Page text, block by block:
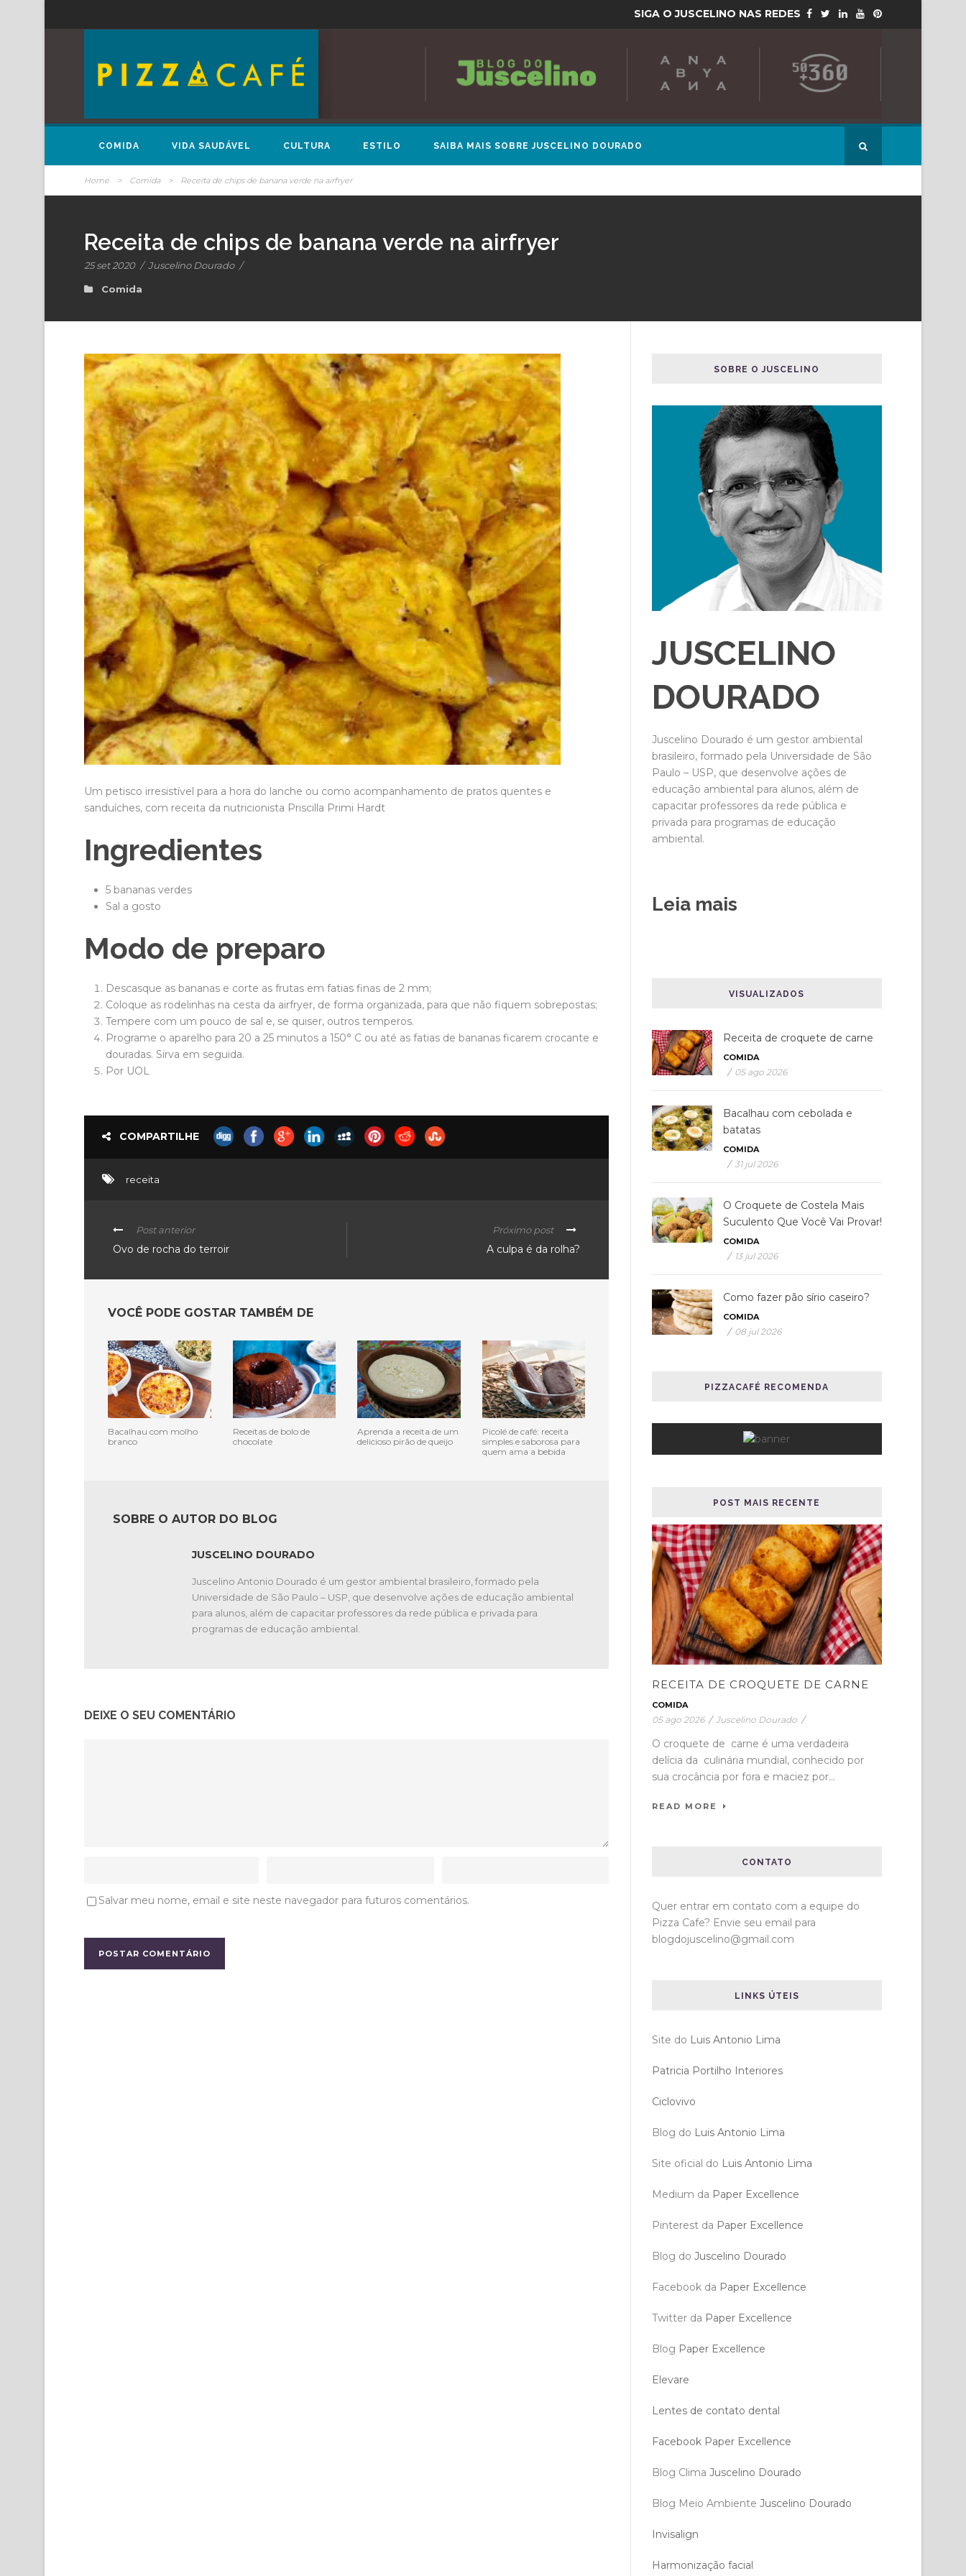
SIGA O JUSCELINO NAS REDES
COMIDA VIDA SAUDÁVEL CULTURA ESTILO SAIBA MAIS SOBRE JUSCELINO DOURADO
Home > Comida > Receita de chips de banana verde na airfryer
Receita de chips de banana verde na airfryer
25 set 2020 / Juscelino Dourado /
Comida
Um petisco irresistível para a hora do lanche ou como acompanhamento de pratos quentes e
sanduíches, com receita da nutricionista Priscilla Primi Hardt
Ingredientes
5 bananas verdes
Sal a gosto
Modo de preparo
Descasque as bananas e corte as frutas em fatias finas de 2 mm;
Coloque as rodelinhas na cesta da airfryer, de forma organizada, para que não fiquem sobrepostas;
Tempere com um pouco de sal e, se quiser, outros temperos.
Programe o aparelho para 20 a 25 minutos a 150° C ou até as fatias de bananas ficarem crocante e
douradas. Sirva em seguida.
Por UOL
COMPARTILHE
receita
Post anterior
Ovo de rocha do terroir
Próximo post
A culpa é da rolha?
VOCÊ PODE GOSTAR TAMBÉM DE
Bacalhau com molho
branco
Receitas de bolo de
chocolate
Aprenda a receita de um
delicioso pirão de queijo
Picolé de café: receita
simples e saborosa para
quem ama a bebida
SOBRE O AUTOR DO BLOG
JUSCELINO DOURADO
Juscelino Antonio Dourado é um gestor ambiental brasileiro, formado pela
Universidade de São Paulo – USP, que desenvolve ações de educação ambiental
para alunos, além de capacitar professores da rede pública e privada para
programas de educação ambiental.
DEIXE O SEU COMENTÁRIO
Salvar meu nome, email e site neste navegador para futuros comentários.
SOBRE O JUSCELINO
JUSCELINO
DOURADO
Juscelino Dourado é um gestor ambiental
brasileiro, formado pela Universidade de São
Paulo – USP, que desenvolve ações de
educação ambiental para alunos, além de
capacitar professores da rede pública e
privada para programas de educação
ambiental.
Leia mais
VISUALIZADOS
Receita de croquete de carne
COMIDA
/ 05 ago 2026
Bacalhau com cebolada e
batatas
COMIDA
/ 31 jul 2026
O Croquete de Costela Mais
Suculento Que Você Vai Provar!
COMIDA
/ 13 jul 2026
Como fazer pão sírio caseiro?
COMIDA
/ 08 jul 2026
PIZZACAFÉ RECOMENDA
POST MAIS RECENTE
RECEITA DE CROQUETE DE CARNE
COMIDA
05 ago 2026 / Juscelino Dourado /
O croquete de carne é uma verdadeira
delícia da culinária mundial, conhecido por
sua crocância por fora e maciez por...
READ MORE
CONTATO
Quer entrar em contato com a equipe do
Pizza Cafe? Envie seu email para
blogdojuscelino@gmail.com
LINKS ÚTEIS
Site do Luis Antonio Lima
Patricia Portilho Interiores
Ciclovivo
Blog do Luis Antonio Lima
Site oficial do Luis Antonio Lima
Medium da Paper Excellence
Pinterest da Paper Excellence
Blog do Juscelino Dourado
Facebook da Paper Excellence
Twitter da Paper Excellence
Blog Paper Excellence
Elevare
Lentes de contato dental
Facebook Paper Excellence
Blog Clima Juscelino Dourado
Blog Meio Ambiente Juscelino Dourado
Invisalign
Harmonização facial